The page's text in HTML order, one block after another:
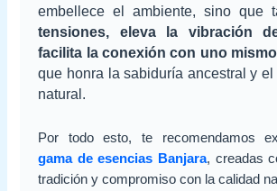
embellece el ambiente, sino que
tensiones, eleva la vibración
facilita la conexión con uno mismo
que honra la sabiduría ancestral y
natural.
Por todo esto, te recomendamos
gama de esencias Banjara, creadas
tradición y compromiso con la calidad